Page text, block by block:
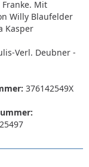
Mit
Willy Blaufelder
Kasper
Verl. Deubner -
376142549X